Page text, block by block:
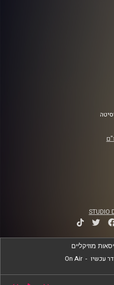
STUDIO
מוזיקליים
עכשיו -
On Air